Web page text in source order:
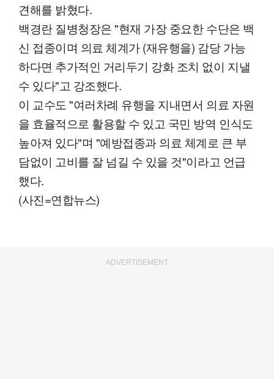
견해를 밝혔다.
백경란 질병청장은 "현재 가장 중요한 수단은 백
신 접종이며 의료 체계가 (재유행을) 감당 가능
하다면 추가적인 거리두기 강화 조치 없이 지낼
수 있다"고 강조했다.
이 교수도 "여러차례 유행을 지내면서 의료 자원
을 효율적으로 활용할 수 있고 국민 방역 인식도
높아져 있다"며 "예방접종과 의료 체계로 큰 부
담없이 고비를 잘 넘길 수 있을 것"이라고 언급
했다.
(사진=연합뉴스)
ADVERTISEMENT